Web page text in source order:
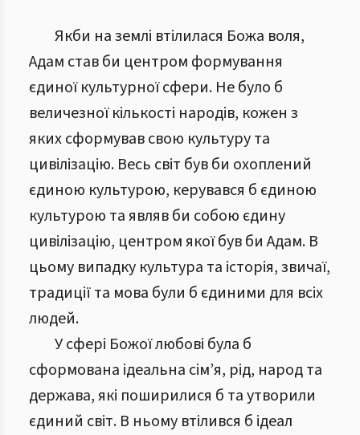
Якби на землі втілилася Божа воля,
Адам став би центром формування
єдиної культурної сфери. Не було б
величезної кількості народів, кожен з
яких сформував свою культуру та
цивілізацію. Весь світ був би охоплений
єдиною культурою, керувався б єдиною
культурою та являв би собою єдину
цивілізацію, центром якої був би Адам. В
цьому випадку культура та історія, звичаї,
традиції та мова були б єдиними для всіх
людей.
У сфері Божої любові була б
сформована ідеальна сім’я, рід, народ та
держава, які поширилися б та утворили
єдиний світ. В ньому втілився б ідеал